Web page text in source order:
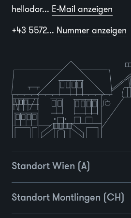
hellodor... E-Mail anzeigen
+43 5572... Nummer anzeigen
Standort Wien (A)
Standort Montlingen (CH)